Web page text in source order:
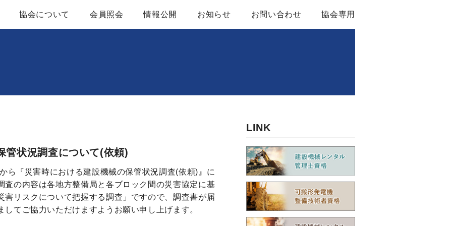
協会について
役員名簿
ブロック一覧
会員照会 情報公開 お知らせ お問い合わせ 協会専用
管状況調査について(依頼)
ら『災害時における建設機械の保管状況調査(依頼)』に
査の内容は各地方整備局と各ブロック間の災害協定に基
害リスクについて把握する調査」ですので、調査書が届
てご協力いただけますようお願い申し上げます。
LINK